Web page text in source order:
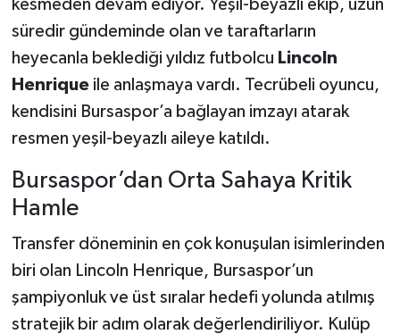
kesmeden devam ediyor. Yeşil-beyazlı ekip, uzun
süredir gündeminde olan ve taraftarların
heyecanla beklediği yıldız futbolcu Lincoln
Henriqueile anlaşmaya vardı. Tecrübeli oyuncu,
kendisini Bursaspor’a bağlayan imzayı atarak
resmen yeşil-beyazlı aileye katıldı.
Bursaspor’dan Orta Sahaya Kritik
Hamle
Transfer döneminin en çok konuşulan isimlerinden
biri olan Lincoln Henrique, Bursaspor’un
şampiyonluk ve üst sıralar hedefi yolunda atılmış
stratejik bir adım olarak değerlendiriliyor. Kulüp